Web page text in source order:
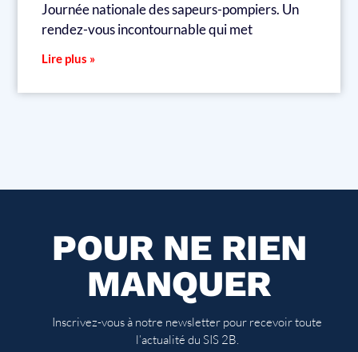
Journée nationale des sapeurs-pompiers. Un
rendez-vous incontournable qui met
Lire plus »
POUR NE RIEN
MANQUER
Inscrivez-vous à notre newsletter pour recevoir toute
l’actualité du SIS 2B.